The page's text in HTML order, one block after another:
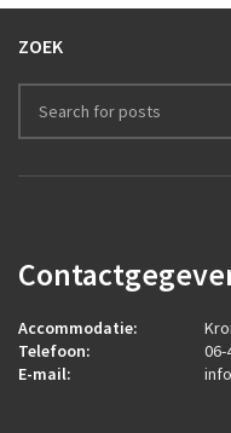
ZOEK
Accommodatie:
Telefoon:
06-
E-mail: